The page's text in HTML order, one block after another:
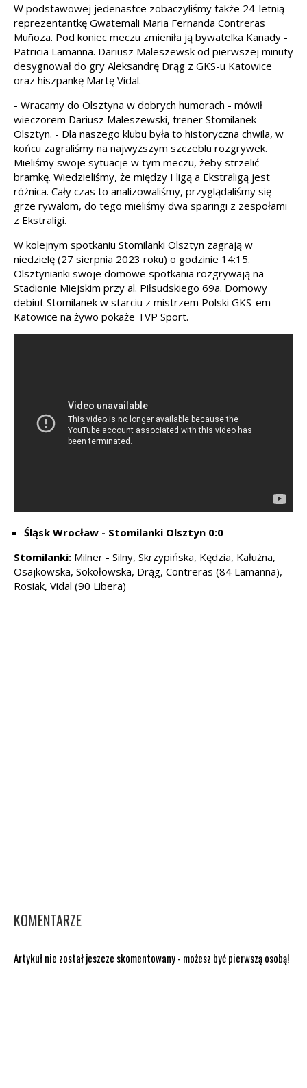
W podstawowej jedenastce zobaczyliśmy także 24-letnią
reprezentantkę Gwatemali Maria Fernanda Contreras
Muñoza. Pod koniec meczu zmieniła ją bywatelka Kanady -
Patricia Lamanna. Dariusz Maleszewsk od pierwszej minuty
desygnował do gry Aleksandrę Drąg z GKS-u Katowice
oraz hiszpankę Martę Vidal.
- Wracamy do Olsztyna w dobrych humorach - mówił
wieczorem Dariusz Maleszewski, trener Stomilanek
Olsztyn. - Dla naszego klubu była to historyczna chwila, w
końcu zagraliśmy na najwyższym szczeblu rozgrywek.
Mieliśmy swoje sytuacje w tym meczu, żeby strzelić
bramkę. Wiedzieliśmy, że między I ligą a Ekstraligą jest
różnica. Cały czas to analizowaliśmy, przyglądaliśmy się
grze rywalom, do tego mieliśmy dwa sparingi z zespołami
z Ekstraligi.
W kolejnym spotkaniu Stomilanki Olsztyn zagrają w
niedzielę (27 sierpnia 2023 roku) o godzinie 14:15.
Olsztynianki swoje domowe spotkania rozgrywają na
Stadionie Miejskim przy al. Piłsudskiego 69a. Domowy
debiut Stomilanek w starciu z mistrzem Polski GKS-em
Katowice na żywo pokaże TVP Sport.
Śląsk Wrocław - Stomilanki Olsztyn 0:0
Stomilanki: Milner - Silny, Skrzypińska, Kędzia, Kałużna,
Osajkowska, Sokołowska, Drąg, Contreras (84 Lamanna),
Rosiak, Vidal (90 Libera)
KOMENTARZE
Artykuł nie został jeszcze skomentowany - możesz być pierwszą osobą!